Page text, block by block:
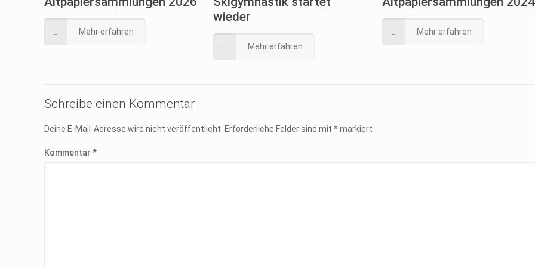
Mehr erfahren
wieder
Mehr erfahren
Mehr erfahren
Schreibe einen Kommentar
Deine E-Mail-Adresse wird nicht veröffentlicht. Erforderliche Felder sind mit *markiert
Kommentar *